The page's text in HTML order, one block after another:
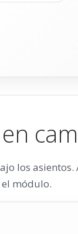
los asientos.
módulo.